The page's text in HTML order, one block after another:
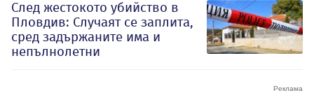
След жестокото убийство в
Пловдив: Случаят се заплита,
сред задържаните има и
непълнолетни